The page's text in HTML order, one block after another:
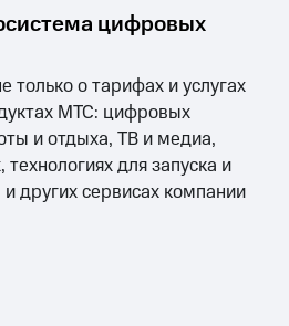
цифровых
только о тарифах и услугах
МТС: цифровых
и отдыха, ТВ и медиа,
для запуска и
других сервисах компании